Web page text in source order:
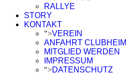
RALLYE
STORY
KONTAKT
">VEREIN
ANFAHRT CLUBHEIM
MITGLIED WERDEN
IMPRESSUM
">DATENSCHUTZ